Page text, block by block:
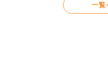
一覧